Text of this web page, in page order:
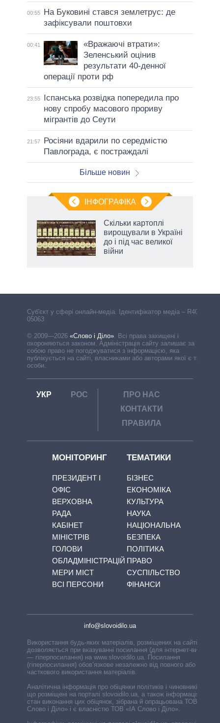
00:55
На Буковині стався землетрус: де
зафіксували поштовхи
00:41
«Вражаючі втрати»:
Зеленський оцінив
результати 40-денної
операції проти рф
23:55
Іспанська розвідка попередила про
нову спробу масового прориву
мігрантів до Сеути
21:57
Росіяни вдарили по середмістю
Павлограда, є постраждалі
Більше новин
ІНФОГРАФІКА
Скільки картоплі
вирощували в Україні
до і під час великої
війни
Cуб'єкт у сфері онлайн-медіа. Ідентифікатор медіа – R40-
05063
© 2009—2026 «Слово і Діло»
Всі права захищені і
охороняються законом. Адміністрація сайту залишає за
собою право не погоджуватися з інформацією, яка
публікується на сайті, власниками або авторами якої є треті
особи.
УКР РОС
ПРО НАС
КОНТАКТИ
ПРАВИЛА
МОНІТОРИНГ
ПРЕЗИДЕНТ І
ОФІС
ВЕРХОВНА
РАДА
КАБІНЕТ
МІНІСТРІВ
ГОЛОВИ
ОБЛАДМІНІСТРАЦІЙ
МЕРИ МІСТ
ВСІ ПЕРСОНИ
ТЕМАТИКИ
БІЗНЕС
ЕКОНОМІКА
КУЛЬТУРА
НАУКА
НАЦІОНАЛЬНА
БЕЗПЕКА
ПОЛІТИКА
ПРАВО
СУСПІЛЬСТВО
ФІНАНСИ
info@slovoidilo.ua
Використання будь-яких матеріалів, розміщених на сайті,
дозволяється при вказуванні посилання (для інтернет-видань
— гіперпосилання) на www.slovoidilo.ua. Посилання
(гіперпосилання) обов’язкове незалежно від повного або
часткового використання матеріалів.
Аналітична інформація про обіцянки політиків і чиновників,
що розміщені на порталі slovoidilo.ua, а також інформація про
стан виконання цих обіцянок, зібрана й опрацьована ТОВ «ІА
Слово і Діло» і є власністю ТОВ «ІА Слово і Діло».